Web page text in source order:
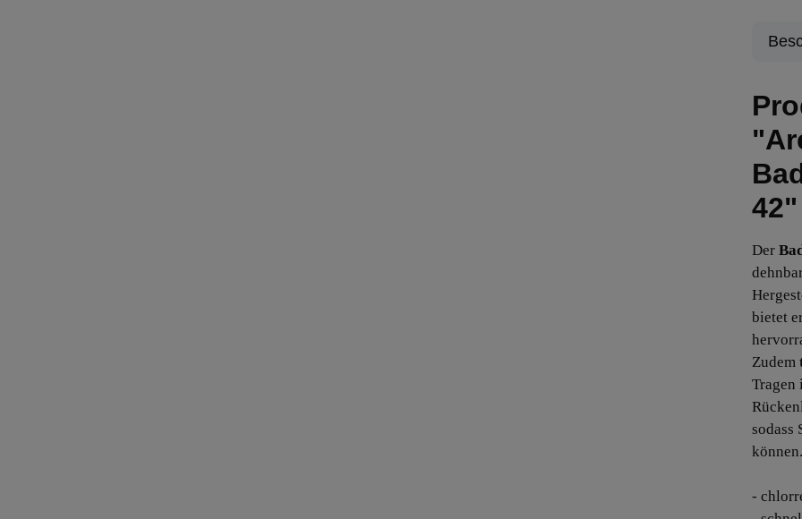
42"
Der
bietet
Zudem
Tragen
sodass
können.
-